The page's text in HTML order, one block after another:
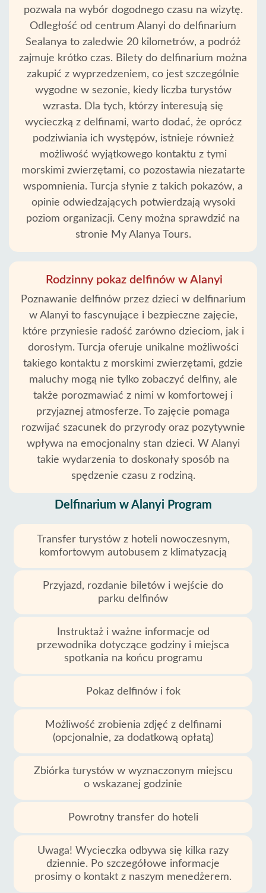
Alanya
Google
Usługi
Warunki
Polityka
Prywatności
Skontaktuj
pozwala na wybór dogodnego czasu na wizytę.
Odległość od centrum Alanyi do delfinarium
Sealanya to zaledwie 20 kilometrów, a podróż
zajmuje krótko czas. Bilety do delfinarium można
zakupić z wyprzedzeniem, co jest szczególnie
wygodne w sezonie, kiedy liczba turystów
wzrasta. Dla tych, którzy interesują się
wycieczką z delfinami, warto dodać, że oprócz
podziwiania ich występów, istnieje również
możliwość wyjątkowego kontaktu z tymi
morskimi zwierzętami, co pozostawia niezatarte
wspomnienia. Turcja słynie z takich pokazów, a
opinie odwiedzających potwierdzają wysoki
poziom organizacji. Ceny można sprawdzić na
stronie My Alanya Tours.
Rodzinny pokaz delfinów w Alanyi
Poznawanie delfinów przez dzieci w delfinarium
w Alanyi to fascynujące i bezpieczne zajęcie,
które przyniesie radość zarówno dzieciom, jak i
dorosłym. Turcja oferuje unikalne możliwości
takiego kontaktu z morskimi zwierzętami, gdzie
maluchy mogą nie tylko zobaczyć delfiny, ale
także porozmawiać z nimi w komfortowej i
przyjaznej atmosferze. To zajęcie pomaga
rozwijać szacunek do przyrody oraz pozytywnie
wpływa na emocjonalny stan dzieci. W Alanyi
takie wydarzenia to doskonały sposób na
spędzenie czasu z rodziną.
Delfinarium w Alanyi Program
Transfer turystów z hoteli nowoczesnym,
komfortowym autobusem z klimatyzacją
Przyjazd, rozdanie biletów i wejście do
parku delfinów
Instruktaż i ważne informacje od
przewodnika dotyczące godziny i miejsca
spotkania na końcu programu
Pokaz delfinów i fok
Możliwość zrobienia zdjęć z delfinami
(opcjonalnie, za dodatkową opłatą)
Zbiórka turystów w wyznaczonym miejscu
o wskazanej godzinie
Powrotny transfer do hoteli
Uwaga! Wycieczka odbywa się kilka razy
dziennie. Po szczegółowe informacje
prosimy o kontakt z naszym menedżerem.